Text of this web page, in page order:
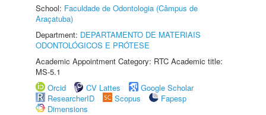
School: Faculdade de Odontologia (Câmpus de
Araçatuba)
Department: DEPARTAMENTO DE MATERIAIS
ODONTOLÓGICOS E PRÓTESE
Academic Appointment Category: RTC Academic title:
MS-5.1
Orcid
CV Lattes
Google Scholar
ResearcherID
Scopus
Fapesp
Dimensions